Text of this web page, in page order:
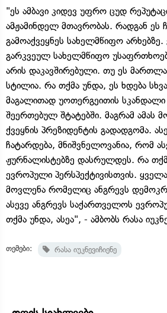
"ეს ამბავი კიდევ უფრო ცუდ
ამჟამინდელ მთავრობას. რადგან ეს
გამოაქვეყნეს სახელმწიფო არხებზე.
გარკვეულ სახელმწიფო
არის დაკავშირებული. თუ ეს
სტილია. რა თქმა უნდა, ეს ხდება სხვა
მაგალითად უოთერგეითის სკანდალი
შეერთებულ შტატებში. მაგრამ ამას
ქვეყნის პრეზიდენტის გადადგომა.
ჩატარდება, მნიშვნელოვანია, რომ
ჟურნალისტებზე დასრულდეს. რა
ევროპული პერსპექტივისთვის.
მოვლენა რომელიც ანგრევს
ასევე ანგრევს საქართველოს
თქმა უნდა, ასეა", - ამბობს რასა
თემები: რასა იუკნევიჩიენე